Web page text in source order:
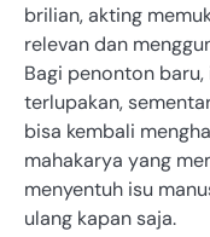
brilian, akting
relevan dan
Bagi penonton
terlupakan,
bisa kembali
mahakarya yang
menyentuh isu
ulang kapan saja.